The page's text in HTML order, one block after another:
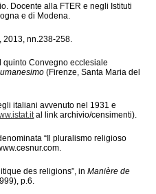
Docente alla FTER e negli Istituti
e di Modena.
, 2013, nn.238-258.
quinto Convegno ecclesiale
(Firenze, Santa Maria del
italiani avvenuto nel 1931 e
al link archivio/censimenti).
“Il pluralismo religioso
des religions”, inManière de
p.6.